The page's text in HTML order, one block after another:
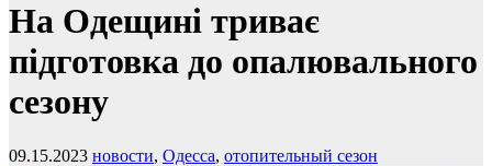
На Одещині триває
підготовка до опалювального
сезону
09.15.2023 новости, Одесса, отопительный сезон